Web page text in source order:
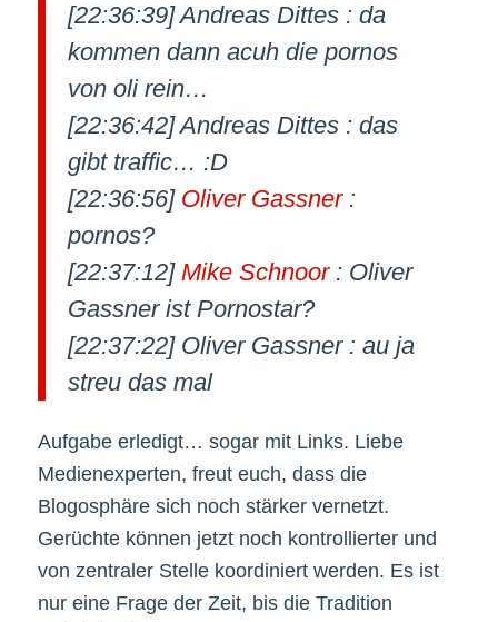
[22:36:39] Andreas Dittes : da
kommen dann acuh die pornos
von oli rein…
[22:36:42] Andreas Dittes : das
gibt traffic… :D
[22:36:56] Oliver Gassner:
pornos?
[22:37:12] Mike Schnoor: Oliver
Gassner ist Pornostar?
[22:37:22] Oliver Gassner : au ja
streu das mal
Aufgabe erledigt… sogar mit Links. Liebe
Medienexperten, freut euch, dass die
Blogosphäre sich noch stärker vernetzt.
Gerüchte können jetzt noch kontrollierter und
von zentraler Stelle koordiniert werden. Es ist
nur eine Frage der Zeit, bis die Tradition